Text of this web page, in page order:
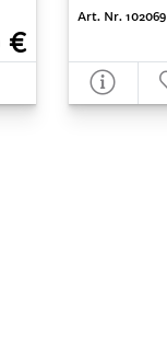
€
Art. Nr. 102069